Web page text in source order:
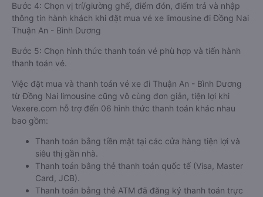
Bước 4: Chọn vị trí/giường ghế, điểm đón, điểm trả và nhập
thông tin hành khách khi đặt mua vé xe limousine đi Đồng Nai
Thuận An - Bình Dương
Bước 5: Chọn hình thức thanh toán vé phù hợp và tiến hành
thanh toán vé.
Việc đặt mua và thanh toán vé xe đi Thuận An - Bình Dương
từ Đồng Nai limousine cũng vô cùng đơn giản, tiện lợi khi
Vexere.com hỗ trợ đến 06 hình thức thanh toán khác nhau
bao gồm:
Thanh toán bằng tiền mặt tại các cửa hàng tiện lợi và
siêu thị gần nhà.
Thanh toán bằng thẻ thanh toán quốc tế (Visa, Master
Card, JCB).
Thanh toán bằng thẻ ATM đã đăng ký thanh toán trực